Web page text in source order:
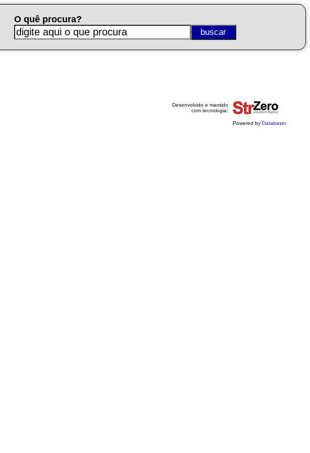
O quê procura?
Desenvolvido e mantido
com tecnologia:
Powered by Databaser